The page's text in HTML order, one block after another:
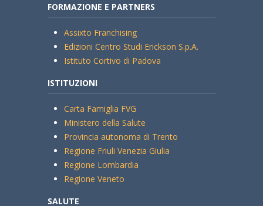
FORMAZIONE E PARTNERS
Assixto Franchising
Edizioni Centro Studi Erickson S.p.A.
Istituto Cortivo di Padova
ISTITUZIONI
Carta Famiglia FVG
Ministero della Salute
Provincia autonoma di Trento
Regione Friuli Venezia Giulia
Regione Lombardia
Regione Veneto
SALUTE